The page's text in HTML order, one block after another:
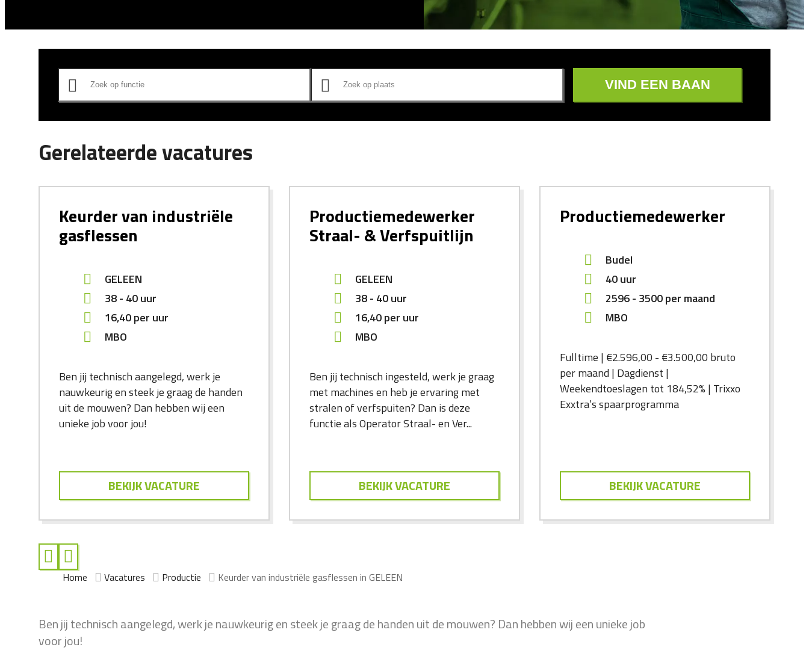
VIND EEN BAAN
Gerelateerde vacatures
Keurder van industriële
gasflessen
GELEEN
38 - 40 uur
16,40per uur
MBO
Ben jij technisch aangelegd, werk je
nauwkeurig en steek je graag de handen
uit de mouwen? Dan hebben wij een
unieke job voor jou!
BEKIJK VACATURE
Productiemedewerker
Straal- & Verfspuitlijn
GELEEN
38 - 40 uur
16,40per uur
MBO
Ben jij technisch ingesteld, werk je graag
met machines en heb je ervaring met
stralen of verfspuiten? Dan is deze
functie als Operator Straal- en Ver...
BEKIJK VACATURE
Productiemedewerker
Budel
40 uur
2596- 3500per maand
MBO
Fulltime | €2.596,00 - €3.500,00 bruto
per maand | Dagdienst |
Weekendtoeslagen tot 184,52% | Trixxo
Exxtra’s spaarprogramma
BEKIJK VACATURE
Home Vacatures Productie Keurder van industriële gasflessen in GELEEN
Ben jij technisch aangelegd, werk je nauwkeurig en steek je graag de handen uit de mouwen? Dan hebben wij een unieke job
voor jou!